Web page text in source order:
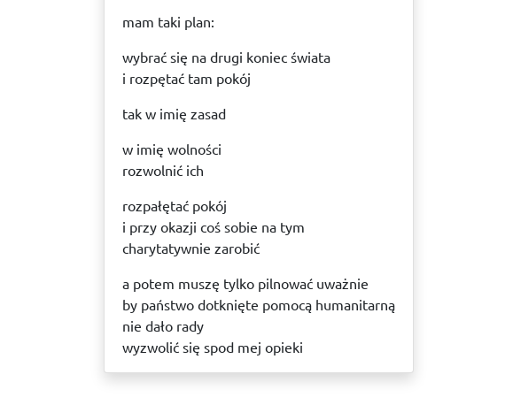
mam taki plan:
wybrać się na drugi koniec świata
i rozpętać tam pokój
tak w imię zasad
w imię wolności
rozwolnić ich
rozpałętać pokój
i przy okazji coś sobie na tym
charytatywnie zarobić
a potem muszę tylko pilnować uważnie
by państwo dotknięte pomocą humanitarną
nie dało rady
wyzwolić się spod mej opieki